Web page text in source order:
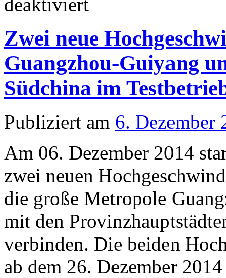
Zwei neue
Guangzhou-Guiyang
Südchina im
Publiziert am 6. Dezember
Am 06. Dezember 2014
zwei neuen
die große Metropole
mit den
verbinden. Die beiden
ab dem 26. Dezember